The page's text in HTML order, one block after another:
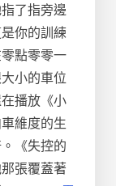
了指旁邊
你的訓練
點零零一
小的車位
播放《小
維度的生
《失控的
張覆蓋著